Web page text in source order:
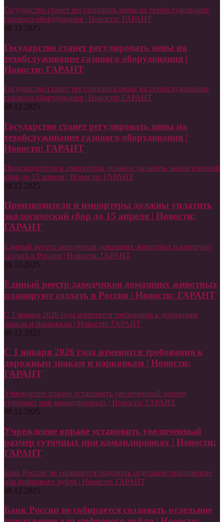
Государство станет регулировать цены на техобслуживание
газового оборудования | Новости: ГАРАНТ
08.12.2025
Государство станет регулировать цены на
техобслуживание газового оборудования |
Новости: ГАРАНТ
Государство станет регулировать цены на техобслуживание
газового оборудования | Новости: ГАРАНТ
08.12.2025
Государство станет регулировать цены на
техобслуживание газового оборудования |
Новости: ГАРАНТ
Производители и импортеры должны уплатить экологический
сбор до 15 апреля | Новости: ГАРАНТ
08.12.2025
Производители и импортеры должны уплатить
экологический сбор до 15 апреля | Новости:
ГАРАНТ
Единый реестр заводчиков домашних животных планируют
создать в России | Новости: ГАРАНТ
08.12.2025
Единый реестр заводчиков домашних животных
планируют создать в России | Новости: ГАРАНТ
С 1 января 2026 года изменятся требования к дорожным
знакам и парковкам | Новости: ГАРАНТ
08.12.2025
С 1 января 2026 года изменятся требования к
дорожным знакам и парковкам | Новости:
ГАРАНТ
Учреждение вправе установить увеличенный размер
суточных при командировках | Новости: ГАРАНТ
08.12.2025
Учреждение вправе установить увеличенный
размер суточных при командировках | Новости:
ГАРАНТ
Банк России не собирается создавать отдельное приложение
для цифрового рубля | Новости: ГАРАНТ
08.12.2025
Банк России не собирается создавать отдельное